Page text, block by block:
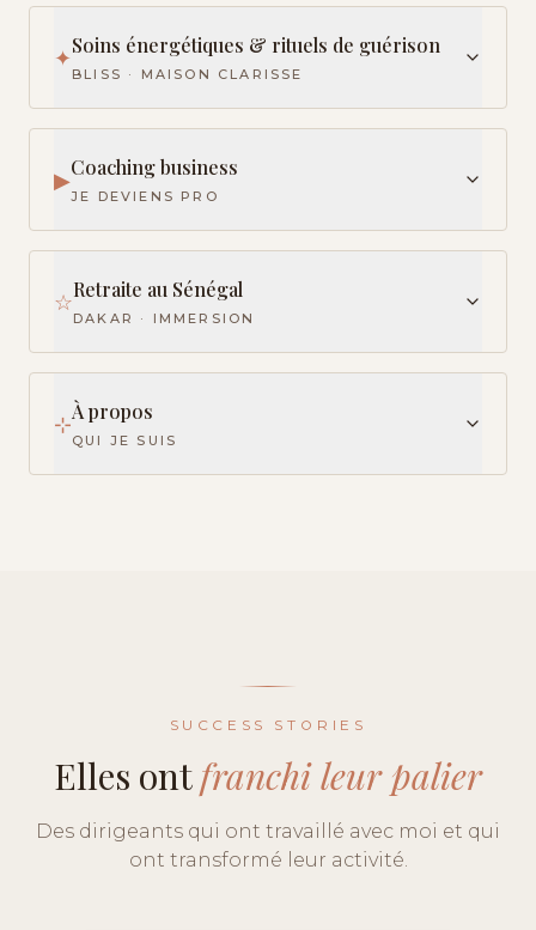
✦Soins énergétiques & rituels de guérison
BLISS · MAISON CLARISSE
▶Coaching business
JE DEVIENS PRO
☆Retraite au Sénégal
DAKAR · IMMERSION
⊹À propos
QUI JE SUIS
SUCCESS STORIES
Elles ontfranchi leur palier
Des dirigeants qui ont travaillé avec moi et qui
ont transformé leur activité.